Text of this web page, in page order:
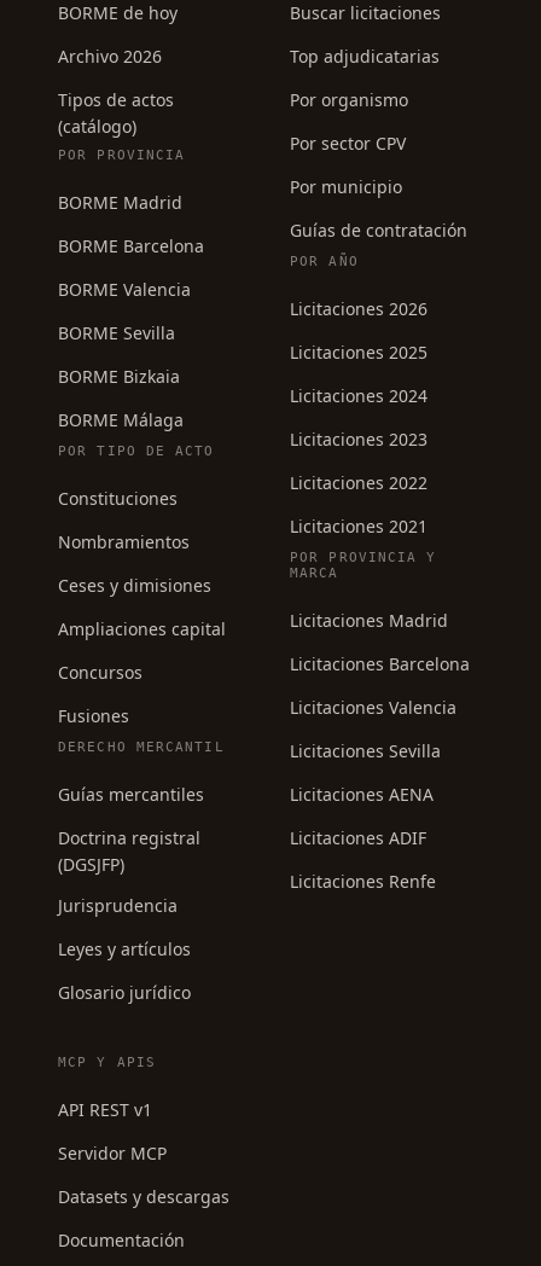
BORME de hoy
Archivo 2026
Tipos de actos
(catálogo)
POR PROVINCIA
BORME Madrid
BORME Barcelona
BORME Valencia
BORME Sevilla
BORME Bizkaia
BORME Málaga
POR TIPO DE ACTO
Constituciones
Nombramientos
Ceses y dimisiones
Ampliaciones capital
Concursos
Fusiones
DERECHO MERCANTIL
Guías mercantiles
Doctrina registral
(DGSJFP)
Jurisprudencia
Leyes y artículos
Glosario jurídico
Buscar licitaciones
Top adjudicatarias
Por organismo
Por sector CPV
Por municipio
Guías de contratación
POR AÑO
Licitaciones 2026
Licitaciones 2025
Licitaciones 2024
Licitaciones 2023
Licitaciones 2022
Licitaciones 2021
POR PROVINCIA Y
MARCA
Licitaciones Madrid
Licitaciones Barcelona
Licitaciones Valencia
Licitaciones Sevilla
Licitaciones AENA
Licitaciones ADIF
Licitaciones Renfe
MCP Y APIS
API REST v1
Servidor MCP
Datasets y descargas
Documentación